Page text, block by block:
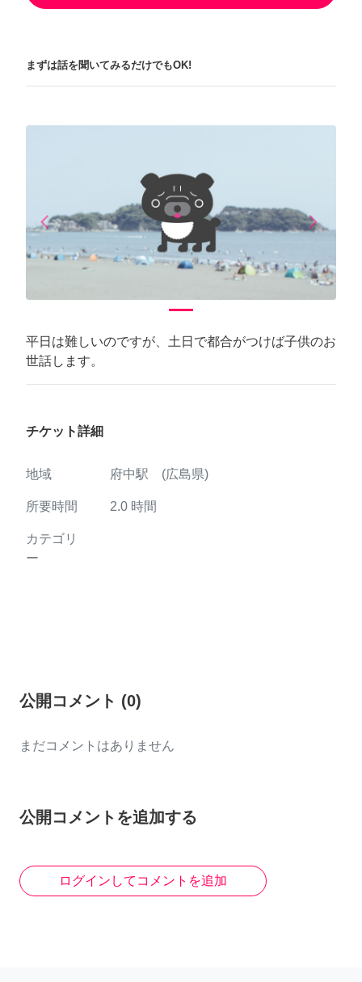
まずは話を聞いてみるだけでもOK!
arrow_back_iosPrevious arrow_forward_iosNext
平日は難しいのですが、土日で都合がつけば子供のお
世話します。
チケット詳細
地域 府中駅 (広島県)
所要時間 2.0 時間
カテゴリ
ー
公開コメント (0)
まだコメントはありません
公開コメントを追加する
ログインしてコメントを追加